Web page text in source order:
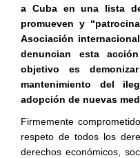
a Cuba en una lista
promueven y
Asociación
denuncian esta
objetivo es
mantenimiento del
adopción de nuevas
Firmemente
respeto de todos los
derechos económicos,